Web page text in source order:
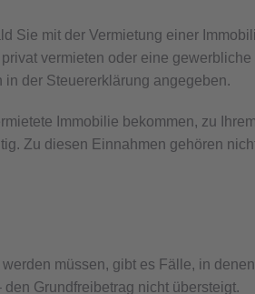
Sie mit der Vermietung einer
vermieten oder eine
der Steuererklärung angegeben.
Immobilie bekommen, zu
Zu diesen Einnahmen gehören
müssen, gibt es Fälle, in
Grundfreibetrag nicht übersteigt.